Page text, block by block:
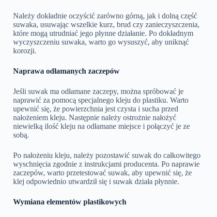
Należy dokładnie oczyścić zarówno górną, jak i dolną część
suwaka, usuwając wszelkie kurz, brud czy zanieczyszczenia,
które mogą utrudniać jego płynne działanie. Po dokładnym
wyczyszczeniu suwaka, warto go wysuszyć, aby uniknąć
korozji.
Naprawa odłamanych zaczepów
Jeśli suwak ma odłamane zaczepy, można spróbować je
naprawić za pomocą specjalnego kleju do plastiku. Warto
upewnić się, że powierzchnia jest czysta i sucha przed
nałożeniem kleju. Następnie należy ostrożnie nałożyć
niewielką ilość kleju na odłamane miejsce i połączyć je ze
sobą.
Po nałożeniu kleju, należy pozostawić suwak do całkowitego
wyschnięcia zgodnie z instrukcjami producenta. Po naprawie
zaczepów, warto przetestować suwak, aby upewnić się, że
klej odpowiednio utwardził się i suwak działa płynnie.
Wymiana elementów plastikowych